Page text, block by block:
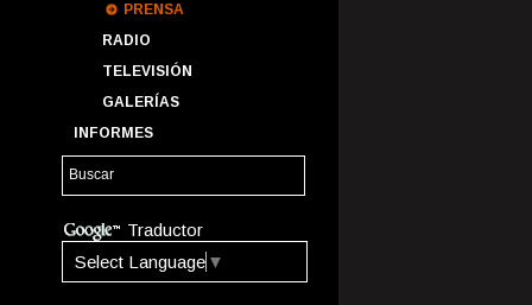
PRENSA
RADIO
TELEVISIÓN
GALERÍAS
INFORMES
Traductor
Select Language ▼